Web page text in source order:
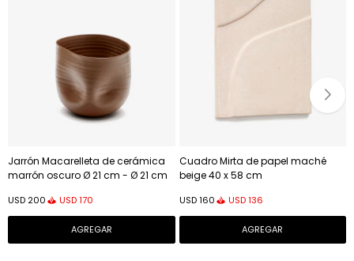
Jarrón Macarelleta de cerámica
marrón oscuro Ø 21 cm - Ø 21 cm
USD 200 USD170
Cuadro Mirta de papel maché
beige 40 x 58 cm
USD 160 USD 136